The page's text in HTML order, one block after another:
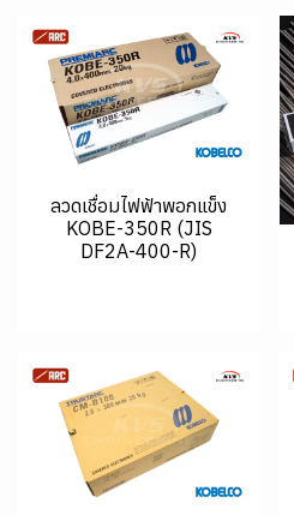
ลวดเชื่อมไฟฟ้าพอกแข็ง
KOBE-350R (JIS
DF2A-400-R)